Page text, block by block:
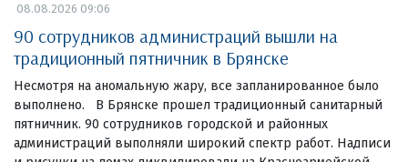
08.08.2026 09:06
90 сотрудников администраций вышли на
традиционный пятничник в Брянске
Несмотря на аномальную жару, все запланированное было
выполнено. В Брянске прошел традиционный санитарный
пятничник. 90 сотрудников городской и районных
администраций выполняли широкий спектр работ. Надписи